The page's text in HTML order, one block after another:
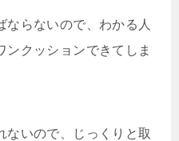
ならないので、わかる人
クッションできてしま
ないので、じっくりと取